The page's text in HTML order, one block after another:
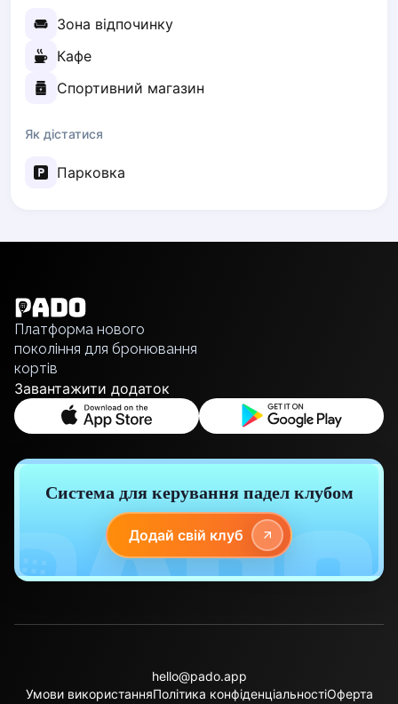
Siedlce
Szczecin
Torun
Turbia
Warsaw
Zabrze
Bucharest
Alicante
Cherkasy
Chernivtsi
Dnipro
Ivano-Frankivsk
Khmelnytskyi
Kryvyi Rih
Odesa
Zaporizhzhia
Зона відпочинку
Кафе
Спортивний магазин
Як дістатися
Парковка
English
Русский
Платформа нового
покоління для бронювання
кортів
Завантажити додаток
Система для керування падел клубом
Додай свій клуб
hello@pado.app
Умови використанняПолітика конфіденціальностіОферта